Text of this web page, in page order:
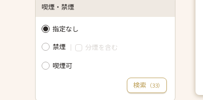
喫煙・禁煙
指定なし
禁煙
分煙を含む
喫煙可
検索 （33）